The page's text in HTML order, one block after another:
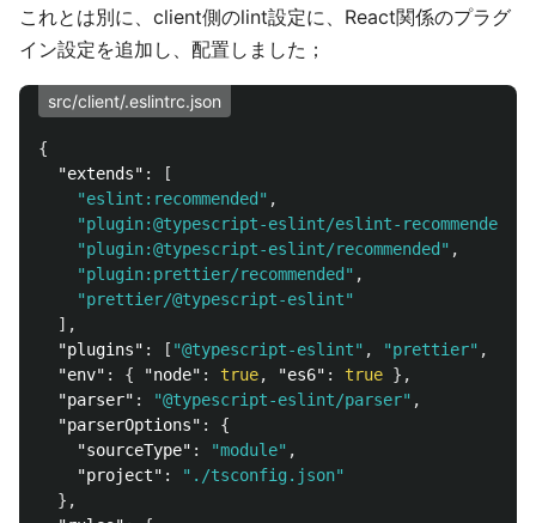
これとは別に、client側のlint設定に、React関係のプラグ
イン設定を追加し、配置しました；
src/client/.eslintrc.json
{
"extends" :
[
"eslint:recommended" ,
"plugin:@typescript-eslint/eslint-recommended"
"plugin:@typescript-eslint/recommended" ,
"plugin:prettier/recommended" ,
"prettier/@typescript-eslint"
],
"plugins" : [ "@typescript-eslint" , "prettier" ,
"env" : { "node" : true, "es6" : true },
"parser" : "@typescript-eslint/parser" ,
"parserOptions" :
{
"sourceType" : "module" ,
"project" :
"./tsconfig.json"
},